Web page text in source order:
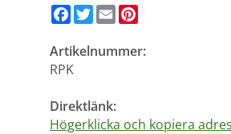
Facebook
Twitter
Email
Artikelnummer:
RPK
Direktlänk:
Högerklicka och kopiera